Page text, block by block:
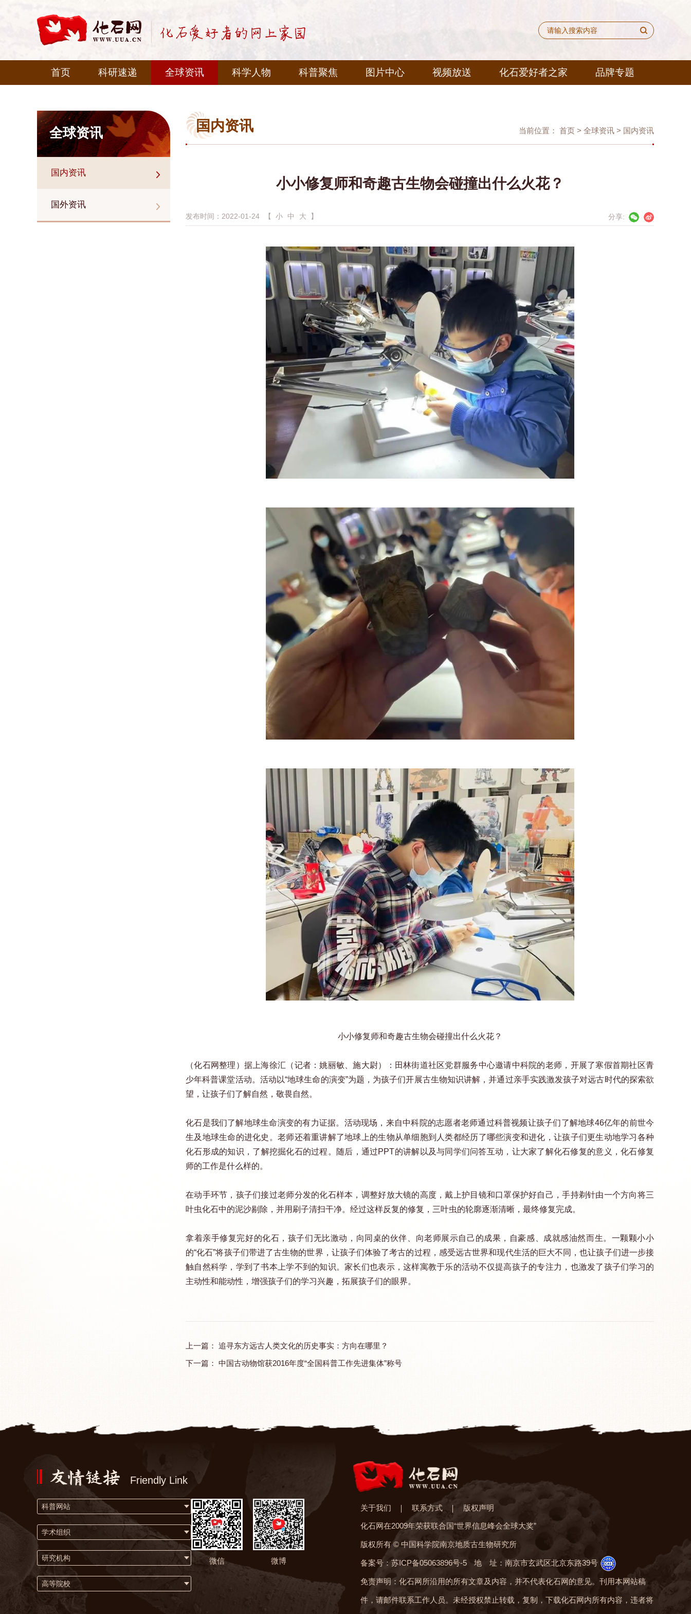
首页 科研速递 全球资讯 科学人物 科普聚焦 图片中心 视频放送 化石爱好者之家 品牌专题
全球资讯
国内资讯
国外资讯
国内资讯 当前位置： 首页> 全球资讯> 国内资讯
小小修复师和奇趣古生物会碰撞出什么火花？
发布时间：2022-01-24 【小 中 大 】 分享:
小小修复师和奇趣古生物会碰撞出什么火花？
（化石网整理）据上海徐汇（记者：姚丽敏、施大尉）：田林街道社区党群服务中心邀请中科院的老师，开展了寒假首期社区青
少年科普课堂活动。活动以“地球生命的演变”为题，为孩子们开展古生物知识讲解，并通过亲手实践激发孩子对远古时代的探索欲
望，让孩子们了解自然，敬畏自然。
化石是我们了解地球生命演变的有力证据。活动现场，来自中科院的志愿者老师通过科普视频让孩子们了解地球46亿年的前世今
生及地球生命的进化史。老师还着重讲解了地球上的生物从单细胞到人类都经历了哪些演变和进化，让孩子们更生动地学习各种
化石形成的知识，了解挖掘化石的过程。随后，通过PPT的讲解以及与同学们问答互动，让大家了解化石修复的意义，化石修复
师的工作是什么样的。
在动手环节，孩子们接过老师分发的化石样本，调整好放大镜的高度，戴上护目镜和口罩保护好自己，手持剃针由一个方向将三
叶虫化石中的泥沙剔除，并用刷子清扫干净。经过这样反复的修复，三叶虫的轮廓逐渐清晰，最终修复完成。
拿着亲手修复完好的化石，孩子们无比激动，向同桌的伙伴、向老师展示自己的成果，自豪感、成就感油然而生。一颗颗小小
的“化石”将孩子们带进了古生物的世界，让孩子们体验了考古的过程，感受远古世界和现代生活的巨大不同，也让孩子们进一步接
触自然科学，学到了书本上学不到的知识。家长们也表示，这样寓教于乐的活动不仅提高孩子的专注力，也激发了孩子们学习的
主动性和能动性，增强孩子们的学习兴趣，拓展孩子们的眼界。
上一篇： 追寻东方远古人类文化的历史事实：方向在哪里？
下一篇： 中国古动物馆获2016年度“全国科普工作先进集体”称号
Friendly Link
科普网站
学术组织
研究机构
高等院校
微信 微博
关于我们 联系方式 版权声明
化石网在2009年荣获联合国“世界信息峰会全球大奖”
版权所有 © 中国科学院南京地质古生物研究所
备案号：苏ICP备05063896号-5 地 址：南京市玄武区北京东路39号
免责声明：化石网所沿用的所有文章及内容，并不代表化石网的意见。刊用本网站稿
件，请邮件联系工作人员。未经授权禁止转载，复制，下载化石网内所有内容，违者将